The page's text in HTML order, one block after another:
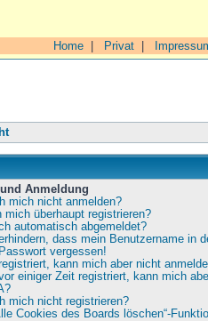
Home Privat
Anmeldung
mich nicht anmelden?
überhaupt registrieren?
automatisch abgemeldet?
dass mein Benutzername in
vergessen!
kann mich aber nicht
einiger Zeit registriert, kann mich
mich nicht registrieren?
Cookies des Boards löschen“-